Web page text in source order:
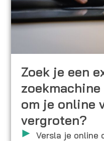
Zoek je een
om je online
vergroten?
Versla je online